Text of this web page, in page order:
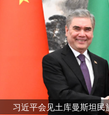
习近平会见土库曼斯坦